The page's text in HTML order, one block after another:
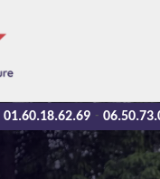
01.60.18.62.69 -